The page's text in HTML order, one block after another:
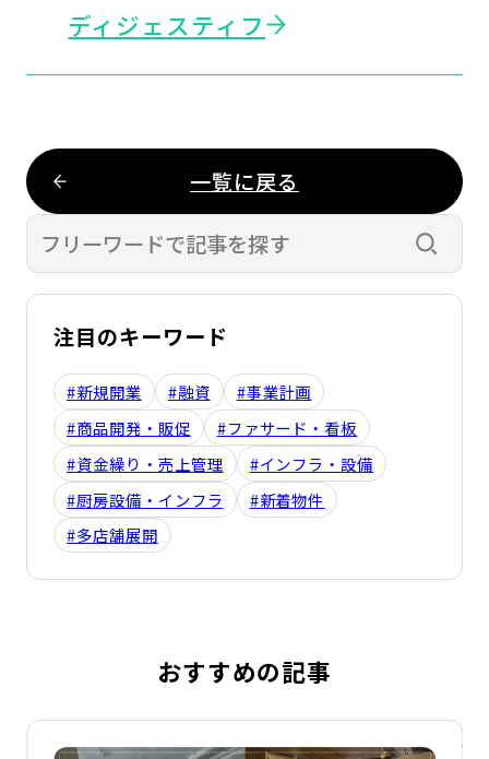
ディジェスティフ
一覧に戻る
検索す
注目のキーワード
#新規開業 #融資
#事業計画
#商品開発・販促
#ファサード・看板
#資金繰り・売上管理
#インフラ・設備
#厨房設備・インフラ
#新着物件
#多店舗展開
おすすめの記事
細を見る